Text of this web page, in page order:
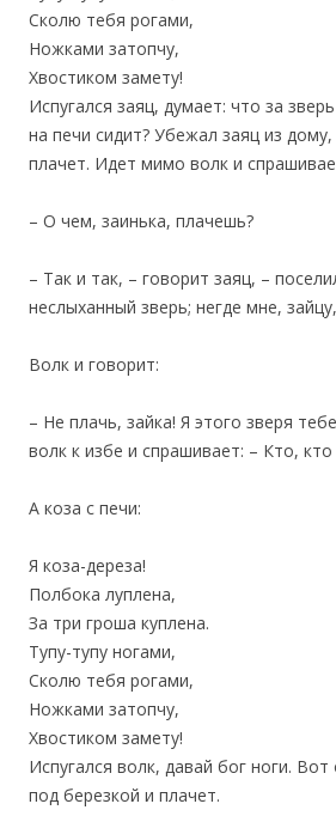
Сколю тебя рогами,
Ножками затопчу,
Хвостиком замету!
Испугался заяц, думает: что за
на печи сидит? Убежал заяц из
плачет. Идет мимо волк и
– О чем, заинька, плачешь?
– Так и так, – говорит заяц, –
неслыханный зверь; негде мне,
Волк и говорит:
– Не плачь, зайка! Я этого зверя
волк к избе и спрашивает: – Кто,
А коза с печи:
Я коза-дереза!
Полбока луплена,
За три гроша куплена.
Тупу-тупу ногами,
Сколю тебя рогами,
Ножками затопчу,
Хвостиком замету!
Испугался волк, давай бог ноги. Вот
под березкой и плачет.